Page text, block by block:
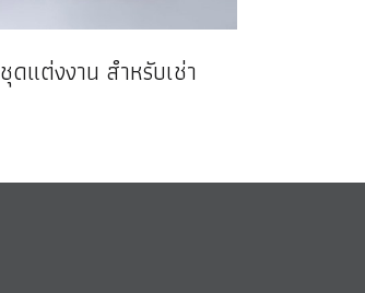
ชุดแต่งงาน สำหรับเช่า